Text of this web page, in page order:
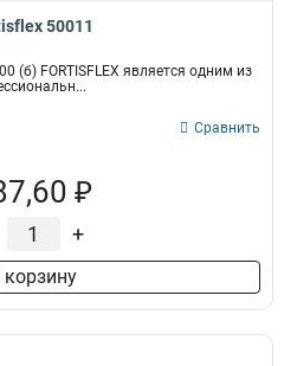
50011
(б) FORTISFLEX является одним из
Сравнить
₽
+
корзину